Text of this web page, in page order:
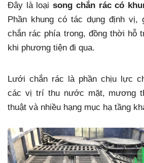
Đây là loạisong chắn rác có
Phần khung có tác dụng định
chắn rác phía trong, đồng thời hỗ
khi phương tiện đi qua.
Lưới chắn rác là phần chịu lực
các vị trí thu nước mặt, mương
thuật và nhiều hạng mục hạ tầng